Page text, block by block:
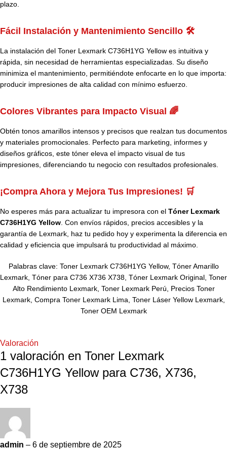
plazo.
Fácil Instalación y Mantenimiento Sencillo 🛠️
La instalación del Toner Lexmark C736H1YG Yellow es intuitiva y
rápida, sin necesidad de herramientas especializadas. Su diseño
minimiza el mantenimiento, permitiéndote enfocarte en lo que importa:
producir impresiones de alta calidad con mínimo esfuerzo.
Colores Vibrantes para Impacto Visual 🌈
Obtén tonos amarillos intensos y precisos que realzan tus documentos
y materiales promocionales. Perfecto para marketing, informes y
diseños gráficos, este tóner eleva el impacto visual de tus
impresiones, diferenciando tu negocio con resultados profesionales.
¡Compra Ahora y Mejora Tus Impresiones! 🛒
No esperes más para actualizar tu impresora con el Tóner Lexmark
C736H1YG Yellow. Con envíos rápidos, precios accesibles y la
garantía de Lexmark, haz tu pedido hoy y experimenta la diferencia en
calidad y eficiencia que impulsará tu productividad al máximo.
Palabras clave: Toner Lexmark C736H1YG Yellow, Tóner Amarillo
Lexmark, Tóner para C736 X736 X738, Tóner Lexmark Original, Toner
Alto Rendimiento Lexmark, Toner Lexmark Perú, Precios Toner
Lexmark, Compra Toner Lexmark Lima, Toner Láser Yellow Lexmark,
Toner OEM Lexmark
Valoración
1 valoración en Toner Lexmark
C736H1YG Yellow para C736, X736,
X738
admin – 6 de septiembre de 2025